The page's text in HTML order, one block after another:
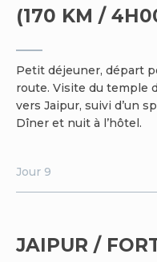
(170 KM /
Petit déjeuner, départ
route. Visite du temple
vers Jaipur, suivi d’un
Dîner et nuit à l’hôtel.
Jour 9
JAIPUR /